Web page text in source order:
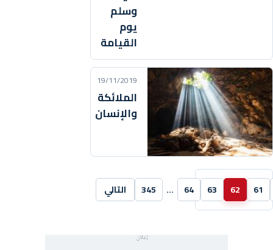
وسلم
يوم
القيامة
19/11/2019
الملائكة
والإنسان
61
62
63
64
…
345 التالي